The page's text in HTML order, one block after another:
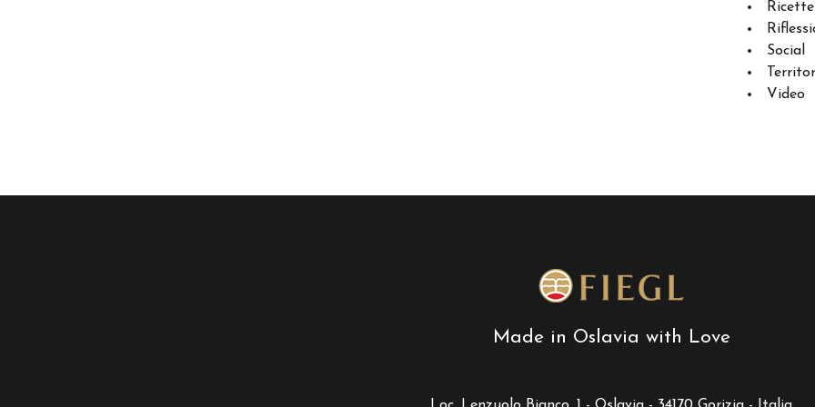
Ricette
Social
Video
Made in Oslavia with Love